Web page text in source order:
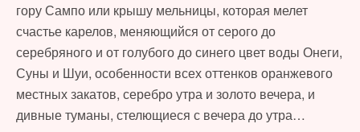
гору Сампо или крышу мельницы, которая мелет
счастье карелов, меняющийся от серого до
серебряного и от голубого до синего цвет воды Онеги,
Суны и Шуи, особенности всех оттенков оранжевого
местных закатов, серебро утра и золото вечера, и
дивные туманы, стелющиеся с вечера до утра…